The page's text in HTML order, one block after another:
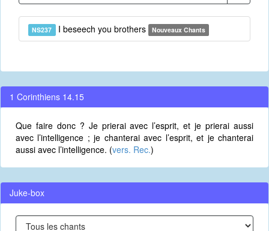
NS237 I beseech you brothers Nouveaux Chants
1 Corinthiens 14.15
Que faire donc ? Je prierai avec l’esprit, et je prierai aussi
avec l’intelligence ; je chanterai avec l’esprit, et je chanterai
aussi avec l’intelligence. (vers. Rec.)
Juke-box